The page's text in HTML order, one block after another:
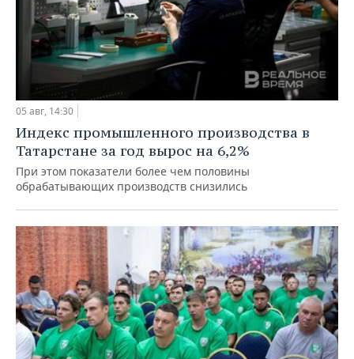
05 авг, 14:30
Индекс промышленного производства в
Татарстане за год вырос на 6,2%
При этом показатели более чем половины
обрабатывающих производств снизились